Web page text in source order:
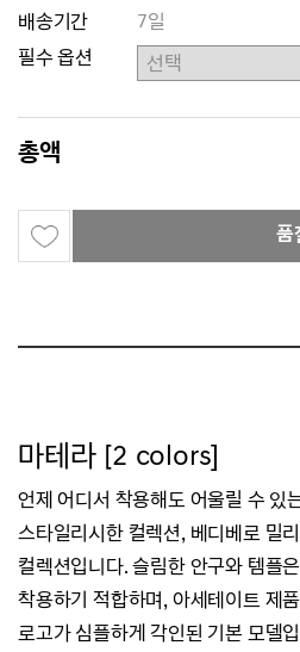
배송기간
7일
필수 옵션
총액
품
마테라 [2 colors]
언제 어디서 착용해도 어울릴 수 있
스타일리시한 컬렉션, 베디베로 밀
컬렉션입니다.슬림한 안구와 템플
착용하기 적합하며, 아세테이트 제
로고가 심플하게 각인된 기본 모델